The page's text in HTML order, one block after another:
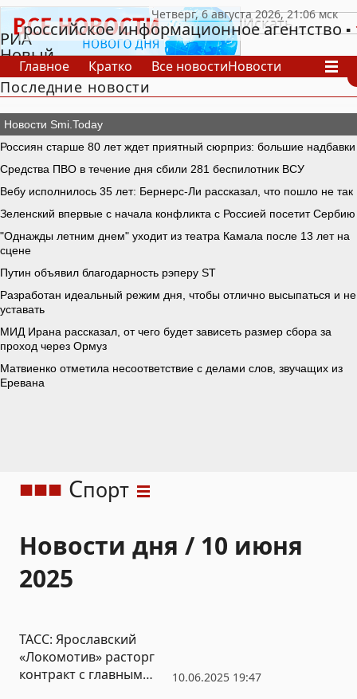
РИА
Новый
День
российское информационное агентство
Главное Кратко Все новостиНовости
В России
В мире
СпецпроектыПроекты Архив
Последние новости
Спорт
Новости дня / 10 июня
2025
10.06.2025 19:47
ТАСС: Ярославский
«Локомотив» расторг
контракт с главным